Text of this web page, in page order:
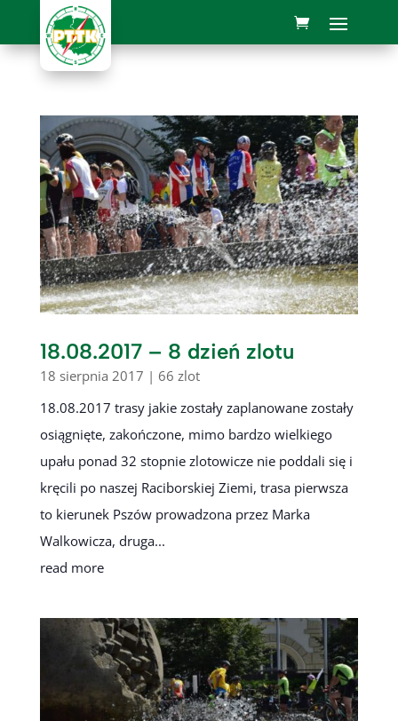
18.08.2017 – 8 dzień zlotu
18 sierpnia 2017 | 66 zlot
18.08.2017 trasy jakie zostały zaplanowane zostały
osiągnięte, zakończone, mimo bardzo wielkiego
upału ponad 32 stopnie zlotowicze nie poddali się i
kręcili po naszej Raciborskiej Ziemi, trasa pierwsza
to kierunek Pszów prowadzona przez Marka
Walkowicza, druga...
read more